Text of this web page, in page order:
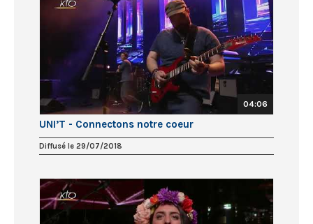
04:06
UNI’T - Connectons notre coeur
Diffusé le 29/07/2018